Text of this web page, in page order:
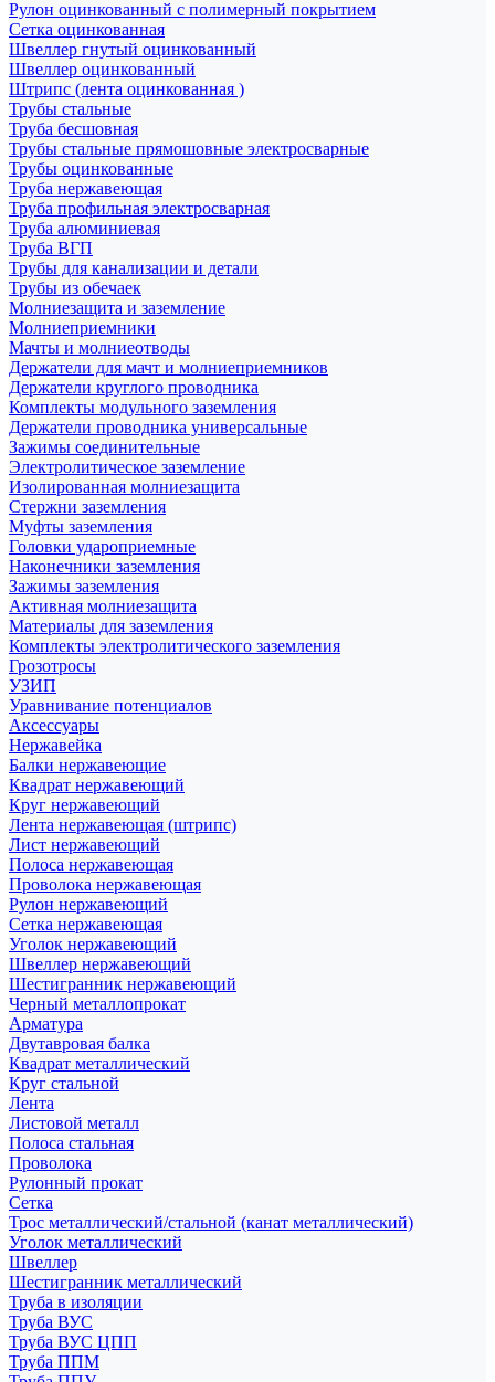
Рулон оцинкованный с полимерный покрытием
Сетка оцинкованная
Швеллер гнутый оцинкованный
Швеллер оцинкованный
Штрипс (лента оцинкованная )
Трубы стальные
Труба бесшовная
Трубы стальные прямошовные электросварные
Трубы оцинкованные
Труба нержавеющая
Труба профильная электросварная
Труба алюминиевая
Труба ВГП
Трубы для канализации и детали
Трубы из обечаек
Молниезащита и заземление
Молниеприемники
Мачты и молниеотводы
Держатели для мачт и молниеприемников
Держатели круглого проводника
Комплекты модульного заземления
Держатели проводника универсальные
Зажимы соединительные
Электролитическое заземление
Изолированная молниезащита
Стержни заземления
Муфты заземления
Головки удароприемные
Наконечники заземления
Зажимы заземления
Активная молниезащита
Материалы для заземления
Комплекты электролитического заземления
Грозотросы
УЗИП
Уравнивание потенциалов
Аксессуары
Нержавейка
Балки нержавеющие
Квадрат нержавеющий
Круг нержавеющий
Лента нержавеющая (штрипс)
Лист нержавеющий
Полоса нержавеющая
Проволока нержавеющая
Рулон нержавеющий
Сетка нержавеющая
Уголок нержавеющий
Швеллер нержавеющий
Шестигранник нержавеющий
Черный металлопрокат
Арматура
Двутавровая балка
Квадрат металлический
Круг стальной
Лента
Листовой металл
Полоса стальная
Проволока
Рулонный прокат
Сетка
Трос металлический/стальной (канат металлический)
Уголок металлический
Швеллер
Шестигранник металлический
Труба в изоляции
Труба ВУС
Труба ВУС ЦПП
Труба ППМ